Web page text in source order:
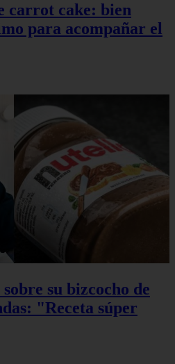
carrot cake: bien
para acompañar el
su bizcocho de
"Receta súper